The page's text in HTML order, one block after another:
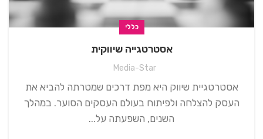
כללי
אסטרטגייה שיווקית
Media-Star
אסטרטגיית שיווק היא מפת דרכים שמטרתה להביא את
העסק להצלחה ולפיתוח בעולם העסקים הסוער. במהלך
השנים, השפעתה על...